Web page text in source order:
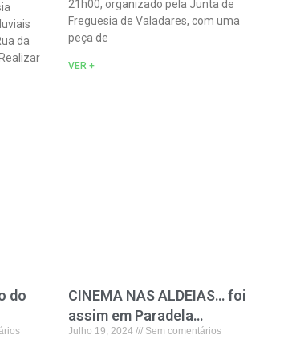
da
21h00, organizado pela Junta de
Freguesia de Valadares, com uma
peça de
VER +
do
CINEMA NAS ALDEIAS… foi
assim em Paradela…
Julho 19, 2024 Sem comentários